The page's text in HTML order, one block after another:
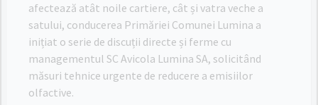
afectează atât noile cartiere, cât și vatra veche a
satului, conducerea Primăriei Comunei Lumina a
inițiat o serie de discuții directe și ferme cu
managementul SC Avicola Lumina SA, solicitând
măsuri tehnice urgente de reducere a emisiilor
olfactive.